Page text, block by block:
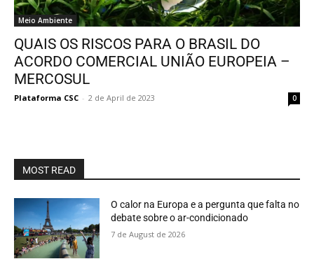
Meio Ambiente
QUAIS OS RISCOS PARA O BRASIL DO
ACORDO COMERCIAL UNIÃO EUROPEIA –
MERCOSUL
Plataforma CSC - 2 de April de 2023 0
MOST READ
O calor na Europa e a pergunta que falta no
debate sobre o ar-condicionado
7 de August de 2026